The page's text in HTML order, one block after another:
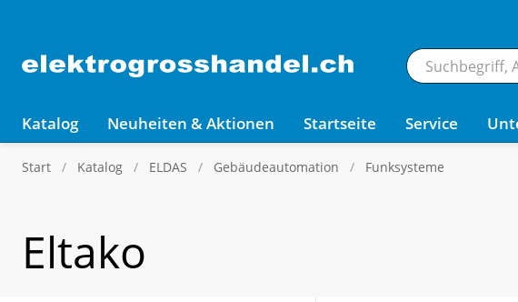
Katalog Neuheiten & Aktionen Startseite Service
Start Katalog ELDAS Gebäudeautomation Funksysteme
Eltako